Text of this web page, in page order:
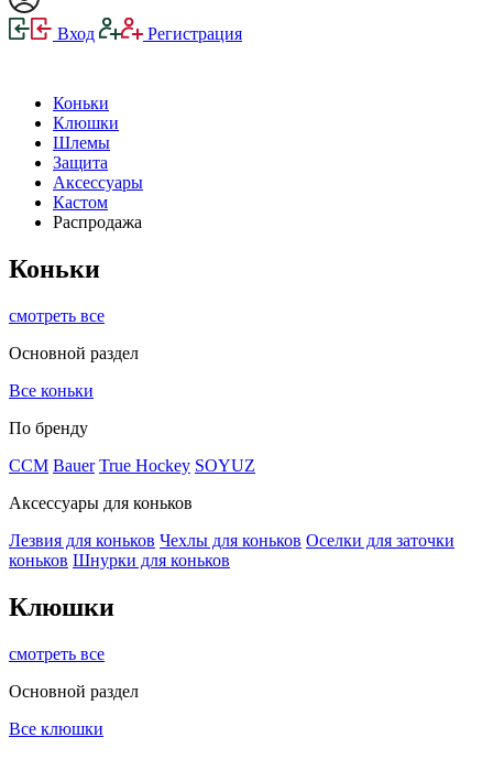
Вход Регистрация
Коньки
Клюшки
Шлемы
Защита
Аксессуары
Кастом
Распродажа
Коньки
смотреть все
Основной раздел
Все коньки
По бренду
ССМ Bauer True Hockey SOYUZ
Аксессуары для коньков
Лезвия для коньков Чехлы для коньков Оселки для заточки
коньков Шнурки для коньков
Клюшки
смотреть все
Основной раздел
Все клюшки